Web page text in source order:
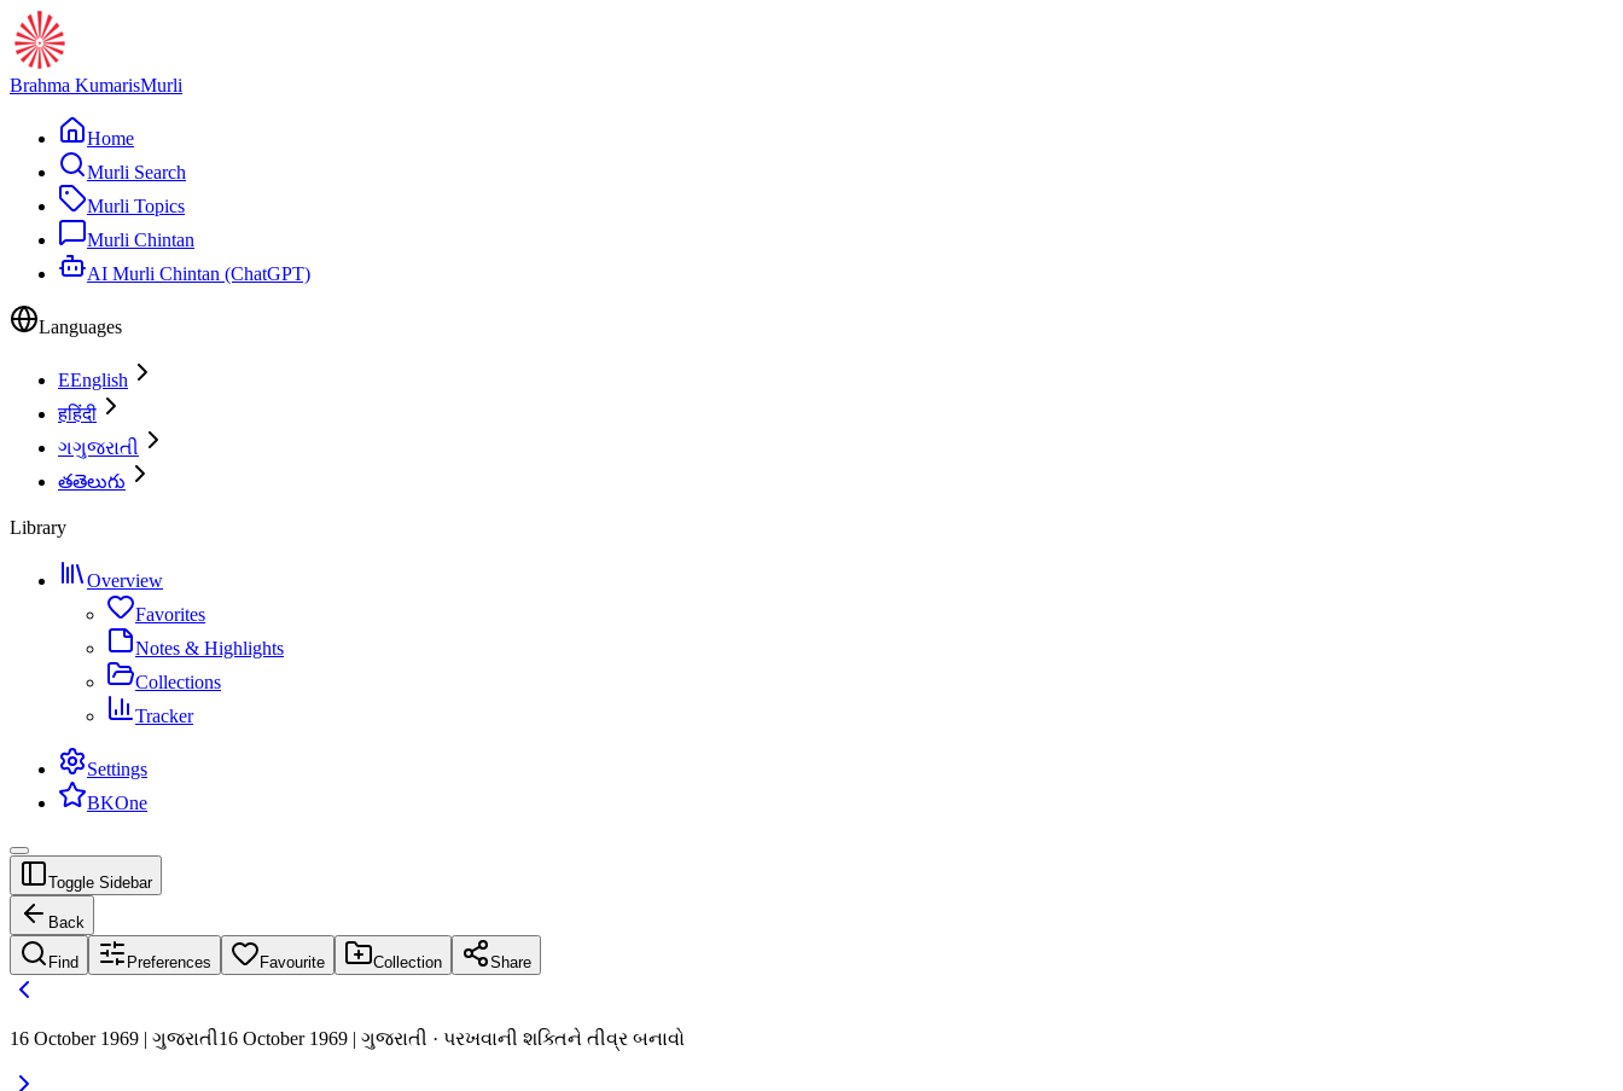
Brahma KumarisMurli
Home
Murli Search
Murli Topics
Murli Chintan
AI Murli Chintan (ChatGPT)
Languages
EEnglish
हहिंदी
ગગુજરાતી
తతెలుగు
Library
Overview
Favorites
Notes & Highlights
Collections
Tracker
Settings
BKOne
Toggle Sidebar
Back
Find Preferences Favourite Collection Share
16 October 1969 | ગુજરાતી16 October 1969 | ગુજરાતી · પરખવાની શક્તિને તીવ્ર બનાવો